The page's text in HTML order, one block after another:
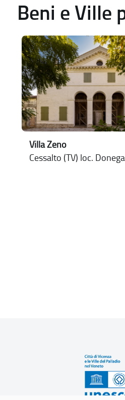
Beni e Ville
Villa Zeno
Cessalto (TV) loc.